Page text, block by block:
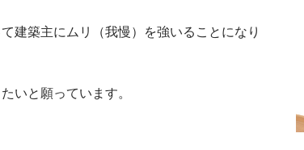
建築主にムリ（我慢）を強いることになり
いと願っています。